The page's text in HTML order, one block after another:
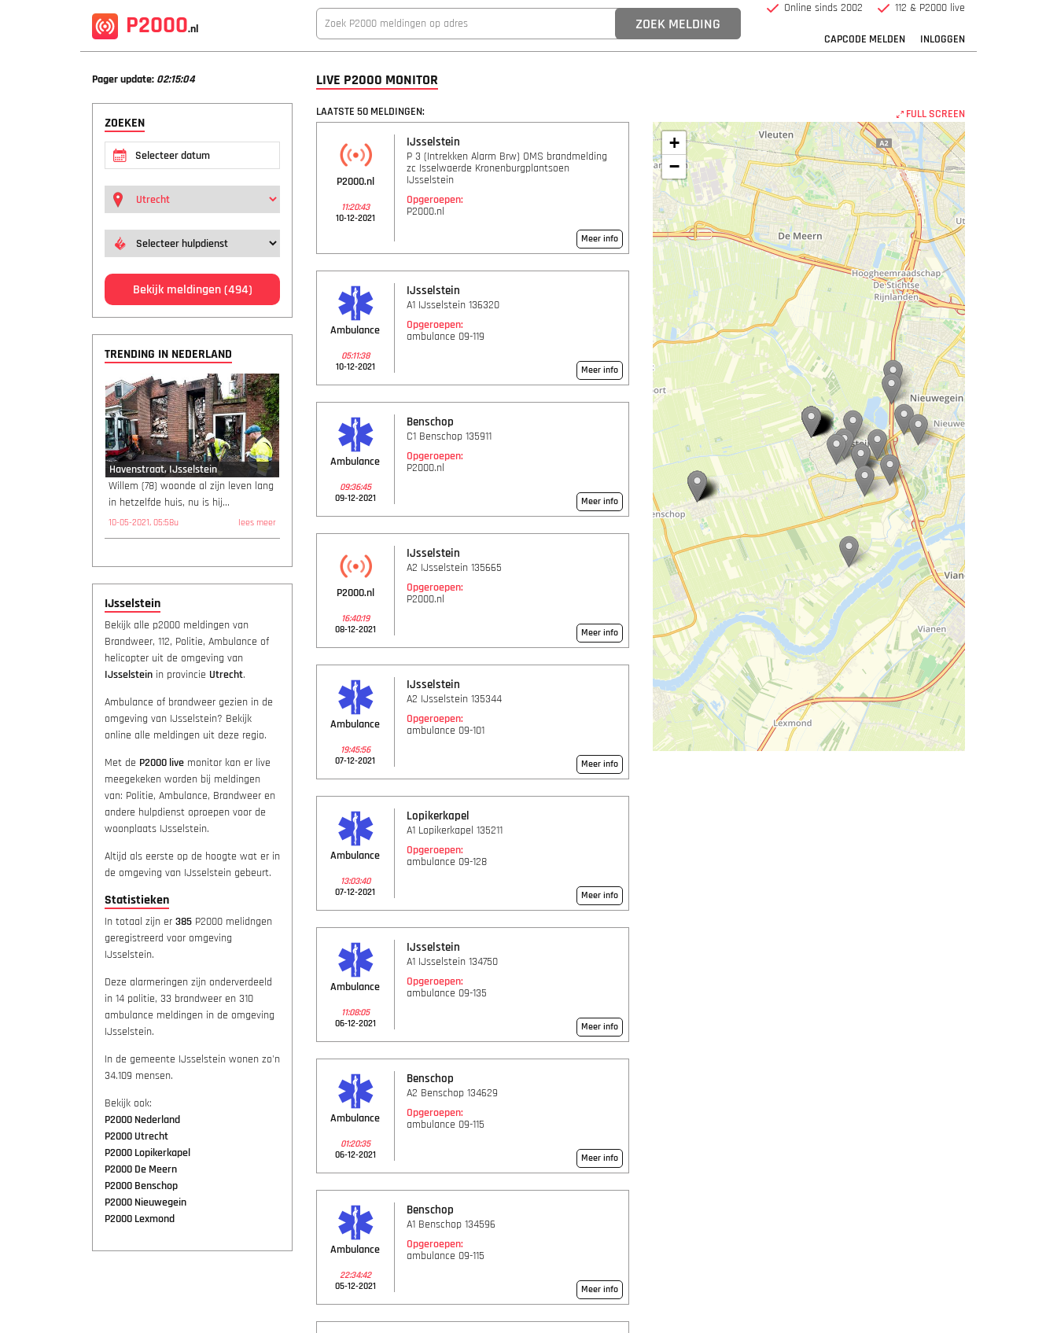
P2000.nl
CAPCODE MELDEN INLOGGEN
Online sinds 2002 112 & P2000 live
Pager update: 02:15:05
ZOEKEN
Bekijk meldingen(494)
TRENDING IN NEDERLAND
Havenstraat, IJsselstein
Willem (78) woonde al zijn leven lang
in hetzelfde huis, nu is hij...
10-05-2021, 05:58u lees meer
IJsselstein
Bekijk alle p2000 meldingen van
Brandweer, 112, Politie, Ambulance of
helicopter uit de omgeving van
IJsselstein in provincie Utrecht.
Ambulance of brandweer gezien in de
omgeving van IJsselstein? Bekijk
online alle meldingen uit deze regio.
Met de P2000 live monitor kan er live
meegekeken worden bij meldingen
van: Politie, Ambulance, Brandweer en
andere hulpdienst oproepen voor de
woonplaats IJsselstein.
Altijd als eerste op de hoogte wat er in
de omgeving van IJsselstein gebeurt.
Statistieken
In totaal zijn er 385 P2000 melidngen
geregistreerd voor omgeving
IJsselstein.
Deze alarmeringen zijn onderverdeeld
in 14 politie, 33 brandweer en 310
ambulance meldingen in de omgeving
IJsselstein.
In de gemeente IJsselstein wonen zo'n
34.109 mensen.
Bekijk ook:
P2000 Nederland
P2000 Utrecht
P2000 Lopikerkapel
P2000 De Meern
P2000 Benschop
P2000 Nieuwegein
P2000 Lexmond
LIVE P2000 MONITOR
LAATSTE 50 MELDINGEN:
P2000.nl
11:20:43
10-12-2021
IJsselstein
P 3 (Intrekken Alarm Brw) OMS brandmelding
zc Isselwaerde Kronenburgplantsoen
IJsselstein
Opgeroepen:
P2000.nl
Meer info
Ambulance
05:11:38
10-12-2021
IJsselstein
A1 IJsselstein 136320
Opgeroepen:
ambulance 09-119
Meer info
Ambulance
09:36:45
09-12-2021
Benschop
C1 Benschop 135911
Opgeroepen:
P2000.nl
Meer info
P2000.nl
16:40:19
08-12-2021
IJsselstein
A2 IJsselstein 135665
Opgeroepen:
P2000.nl
Meer info
Ambulance
19:45:56
07-12-2021
IJsselstein
A2 IJsselstein 135344
Opgeroepen:
ambulance 09-101
Meer info
Ambulance
13:03:40
07-12-2021
Lopikerkapel
A1 Lopikerkapel 135211
Opgeroepen:
ambulance 09-128
Meer info
Ambulance
11:08:05
06-12-2021
IJsselstein
A1 IJsselstein 134750
Opgeroepen:
ambulance 09-135
Meer info
Ambulance
01:20:35
06-12-2021
Benschop
A2 Benschop 134629
Opgeroepen:
ambulance 09-115
Meer info
Ambulance
22:34:42
05-12-2021
Benschop
A1 Benschop 134596
Opgeroepen:
ambulance 09-115
Meer info
FULL SCREEN
+
−